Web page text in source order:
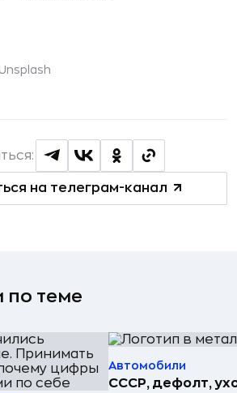
на телеграм-канал
по теме
Автомобили
СССР, дефолт,